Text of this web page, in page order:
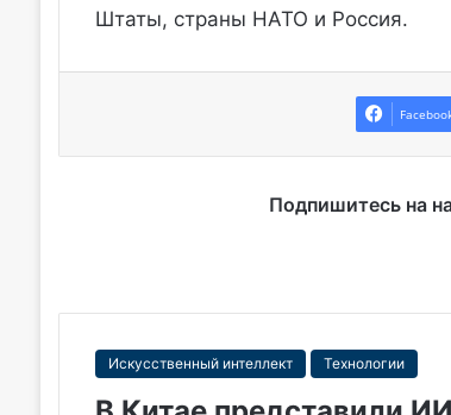
Штаты, страны НАТО и Россия.
Подпишитесь на